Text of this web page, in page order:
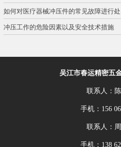
如何对医疗器械冲压件的常见故障进行
冲压工作的危险因素以及安全技术措施
吴江市春运精密五
联系人：
手机：156
联系人：
手机：138